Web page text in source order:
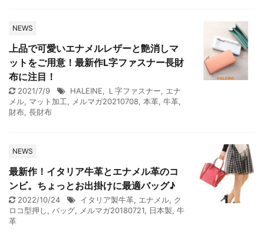
NEWS
上品で可愛いエナメルレザーと艶消しマ
ットをご用意！最新作L字ファスナー長財
布に注目！
2021/7/9 HALEINE, Ｌ字ファスナー, エナ
メル, マット加工, メルマガ20210708, 本革, 牛革,
財布, 長財布
NEWS
最新作！イタリア牛革とエナメル革のコ
ンビ。ちょっとお出掛けに最適バッグ♪
2022/10/24 イタリア製牛革, エナメル, ク
ロコ型押し, バッグ, メルマガ20180721, 日本製, 牛
革